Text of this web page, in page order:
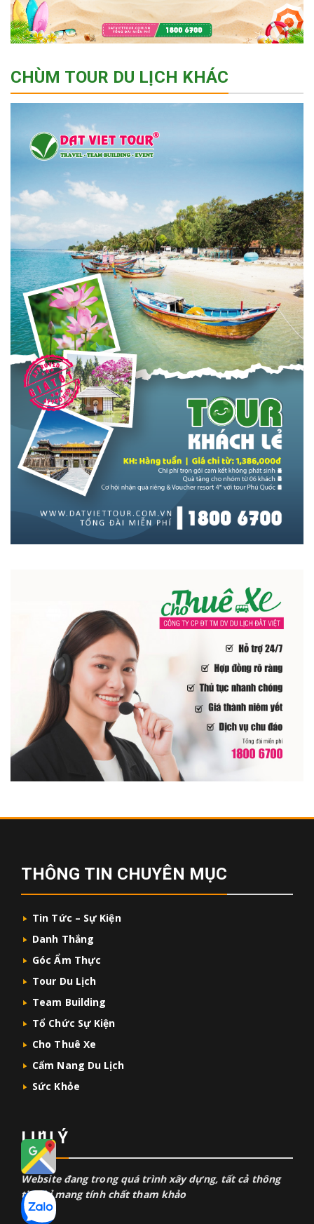
CHÙM TOUR DU LỊCH KHÁC
THÔNG TIN CHUYÊN MỤC
Tin Tức – Sự Kiện
Danh Thắng
Góc Ẩm Thực
Tour Du Lịch
Team Building
Tổ Chức Sự Kiện
Cho Thuê Xe
Cẩm Nang Du Lịch
Sức Khỏe
LƯU Ý
Website đang trong quá trình xây dựng, tất cả thông
tin chỉ mang tính chất tham khảo